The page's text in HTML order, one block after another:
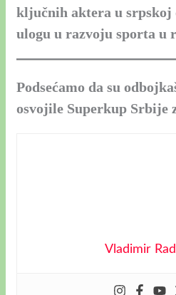
ključnih aktera u srpskoj
ulogu u razvoju sporta u
Podsećamo da su
osvojile Superkup Srbije
Vladimir